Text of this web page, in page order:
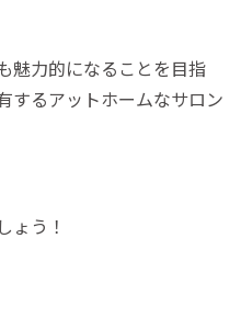
魅力的になることを目指
するアットホームなサロン
ょう！